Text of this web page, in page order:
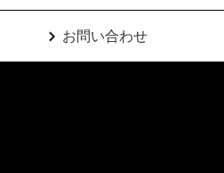
お問い合わせ